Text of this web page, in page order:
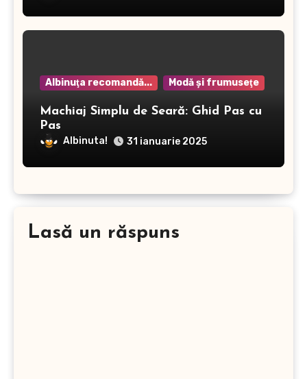
Albinuţa recomandă... Modă şi frumuseţe
Machiaj Simplu de Seară: Ghid Pas cu
Pas
Albinuta! 31 ianuarie 2025
Lasă un răspuns